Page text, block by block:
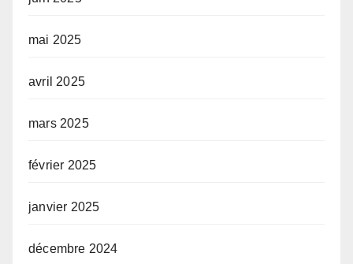
mai 2025
avril 2025
mars 2025
février 2025
janvier 2025
décembre 2024